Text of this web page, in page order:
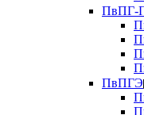
ПвПГ-
ПвПГЭ